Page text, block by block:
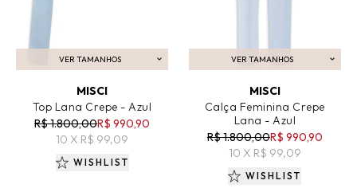
VER TAMANHOS
ADICIONAR AO CARRINHO
MISCI
Top Lana Crepe - Azul
R$ 1.800,00R$ 990,90
10 X R$ 99,09
WISHLIST
VER TAMANHOS
ADICIONAR AO CARRINHO
MISCI
Calça Feminina Crepe
Lana - Azul
R$ 1.800,00R$ 990,90
10 X R$ 99,09
WISHLIST